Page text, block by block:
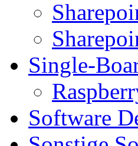
Single-
Software